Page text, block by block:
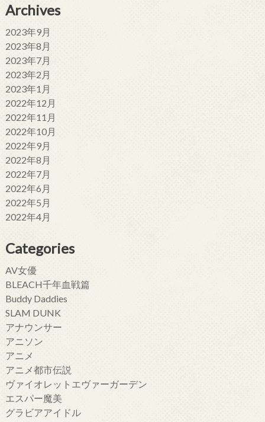
Archives
2023年9月
2023年8月
2023年7月
2023年2月
2023年1月
2022年12月
2022年11月
2022年10月
2022年9月
2022年8月
2022年7月
2022年6月
2022年5月
2022年4月
Categories
AV女優
BLEACH千年血戦篇
Buddy Daddies
SLAM DUNK
アナウンサー
アニソン
アニメ
アニメ都市伝説
ヴァイオレットエヴァーガーデン
エスパー魔美
グラビアアイドル